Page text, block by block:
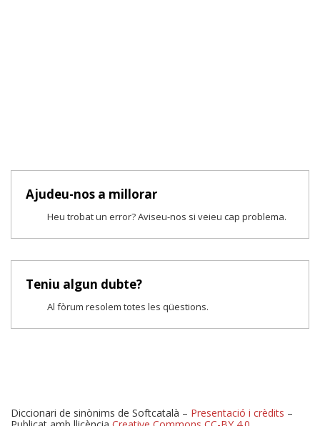
Ajudeu-nos a millorar
Heu trobat un error? Aviseu-nos si veieu cap problema.
Teniu algun dubte?
Al fòrum resolem totes les qüestions.
Diccionari de sinònims de Softcatalà – Presentació i crèdits –